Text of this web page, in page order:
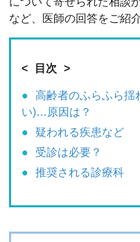
など、医師の回答をご紹
目次
高齢者のふらふら揺
い)…原因は？
疑われる疾患など
受診は必要？
推奨される診療科